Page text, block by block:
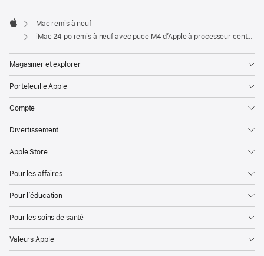
Apple
Mac remis à neuf
iMac 24 po remis à neuf avec puce M4 d’Apple à processeur central 10 cœurs, processeur graphique 10 cœurs et Ethernet Gigabit - Violet
Magasiner et explorer
Portefeuille Apple
Compte
Divertissement
Apple Store
Pour les affaires
Pour l’éducation
Pour les soins de santé
Valeurs Apple